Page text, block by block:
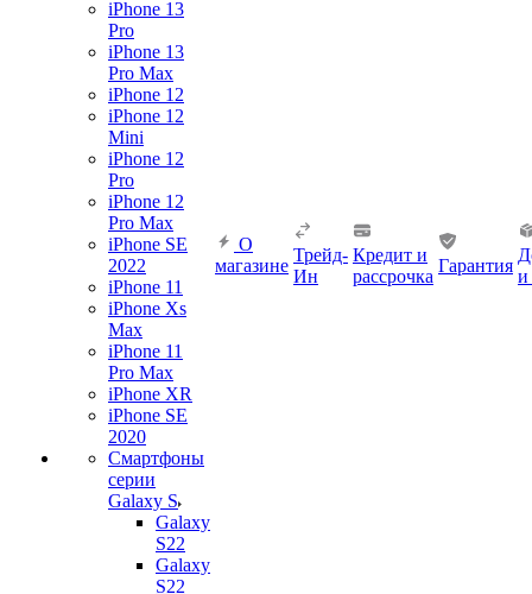
iPhone 13
Pro
iPhone 13
Pro Max
iPhone 12
iPhone 12
Mini
iPhone 12
Pro
iPhone 12
Pro Max
iPhone SE
2022
iPhone 11
iPhone Xs
Max
iPhone 11
Pro Max
iPhone XR
iPhone SE
2020
Смартфоны
серии
Galaxy S
Galaxy
S22
Galaxy
S22
О
магазине
Трейд-
Ин
Кредит и
рассрочка
Гарантия
и